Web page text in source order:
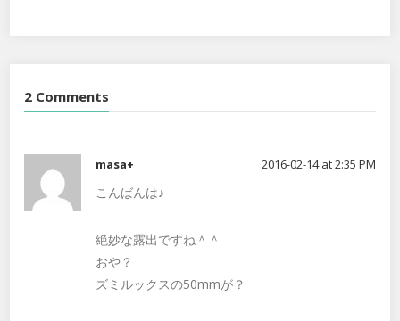
2 Comments
masa+ 2016-02-14 at 2:35 PM
こんばんは♪
絶妙な露出ですね＾＾
おや？
ズミルックスの50mmが？